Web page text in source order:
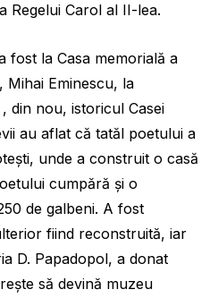
Regelui Carol al II-lea.
la Casa memorială a
Eminescu, la
din nou, istoricul Casei
au aflat că tatăl poetului a
unde a construit o casă
cumpără și o
de galbeni. A fost
fiind reconstruită, iar
D. Papadopol, a donat
să devină muzeu